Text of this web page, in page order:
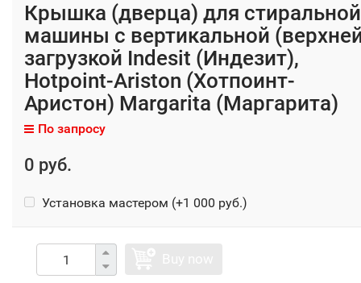
Крышка (дверца) для стиральной
машины с вертикальной
загрузкой Indesit (Индезит),
Hotpoint-Ariston (Хотпоинт-
Аристон) Margarita (Маргарита)
По запросу
0 руб.
Установка мастером (+1 000 руб.)